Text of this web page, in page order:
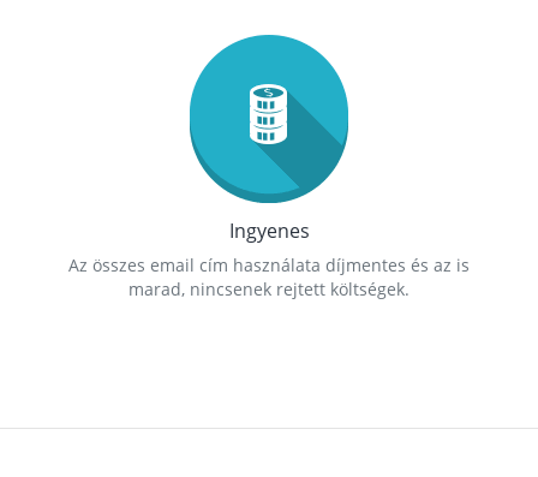
Ingyenes
Az összes email cím használata díjmentes és az is
marad, nincsenek rejtett költségek.